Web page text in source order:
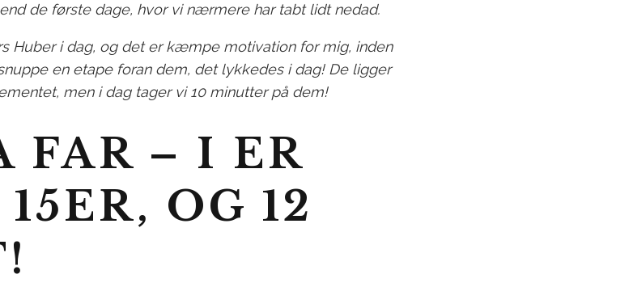
de første dage, hvor vi nærmere har tabt lidt nedad.
Huber i dag, og det er kæmpe motivation for mig, inden
en etape foran dem, det lykkedes i dag! De ligger
men i dag tager vi 10 minutter på dem!
FAR – I ER
OG 12